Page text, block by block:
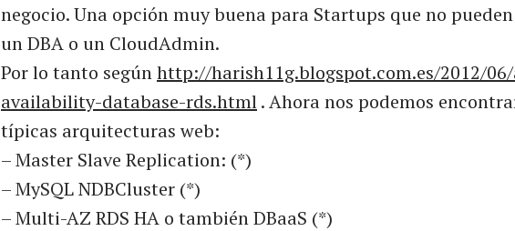
negocio. Una opción muy buena para Startups que no
un DBA o un CloudAdmin.
Por lo tanto segúnhttp://harish11g.blogspot.com.es/2012/
availability-database-rds.html. Ahora nos podemos
típicas arquitecturas web:
– Master Slave Replication: (*)
– MySQL NDBCluster (*)
– Multi-AZ RDS HA o también DBaaS (*)